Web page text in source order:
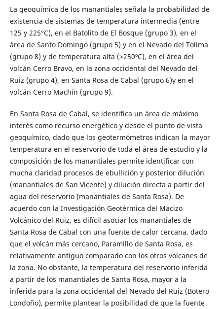
La geoquímica de los manantiales señala la probabilidad de
existencia de sistemas de temperatura intermedia (entre
125 y 225°C), en el Batolito de El Bosque (grupo 3), en el
área de Santo Domingo (grupo 5) y en el Nevado del Tolima
(grupo 8) y de temperatura alta (>250ºC), en el área del
volcán Cerro Bravo, en la zona occidental del Nevado del
Ruiz (grupo 4), en Santa Rosa de Cabal (grupo 6)y en el
volcán Cerro Machín (grupo 9).
En Santa Rosa de Cabal, se identifica un área de máximo
interés como recurso energético y desde el punto de vista
geoquímico, dado que los geotermómetros indican la mayor
temperatura en el reservorio de toda el área de estudio y la
composición de los manantiales permite identificar con
mucha claridad procesos de ebullición y posterior dilución
(manantiales de San Vicente) y dilución directa a partir del
agua del reservorio (manantiales de Santa Rosa). De
acuerdo con la Investigación Geotérmica del Macizo
Volcánico del Ruiz, es difícil asociar los manantiales de
Santa Rosa de Cabal con una fuente de calor cercana, dado
que el volcán más cercano, Paramillo de Santa Rosa, es
relativamente antiguo comparado con los otros volcanes de
la zona. No obstante, la temperatura del reservorio inferida
a partir de los manantiales de Santa Rosa, mayor a la
inferida para la zona occidental del Nevado del Ruiz (Botero
Londoño), permite plantear la posibilidad de que la fuente